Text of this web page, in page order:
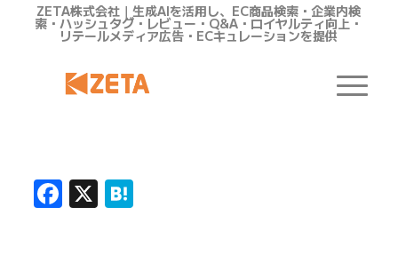
ZETA株式会社｜生成AIを活用し、EC商品検索・企業内検
索・ハッシュタグ・レビュー・Q&A・ロイヤルティ向上・
リテールメディア広告・ECキュレーションを提供
Facebook
X Hatena